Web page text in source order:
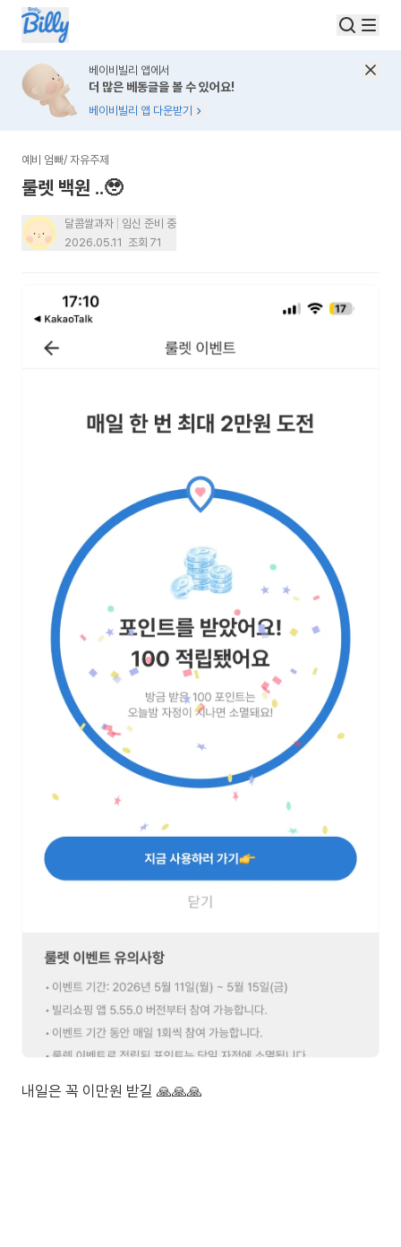
베이비빌리 앱에서
더 많은 베동글을 볼 수 있어요!
베이비빌리 앱 다운받기
예비 엄빠/ 자유주제
룰렛 백원 ..🥹
달콤쌀과자
임신 준비 중
2026.05.11 조회 71
내일은 꼭 이만원 받길 🙏🙏🙏